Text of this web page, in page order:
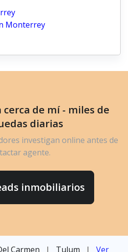
Monterrey
cerca de mí - miles de
diarias
investigan online antes de
agente.
inmobiliarios
Carmen | Tulum |
Ver